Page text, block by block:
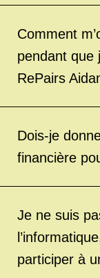
Comment
pendant que
RePairs
Dois-je
financière
Je ne suis
participer à